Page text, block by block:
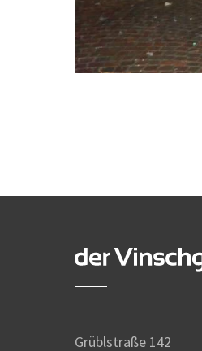
Grüblstraße 142